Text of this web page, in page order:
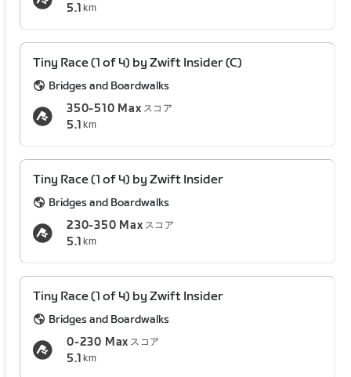
5.1 km
Tiny Race (1 of 4) by Zwift Insider (C)
Bridges and Boardwalks
350-510 Max スコア
5.1 km
Tiny Race (1 of 4) by Zwift Insider
Bridges and Boardwalks
230-350 Max スコア
5.1 km
Tiny Race (1 of 4) by Zwift Insider
Bridges and Boardwalks
0-230 Max スコア
5.1 km